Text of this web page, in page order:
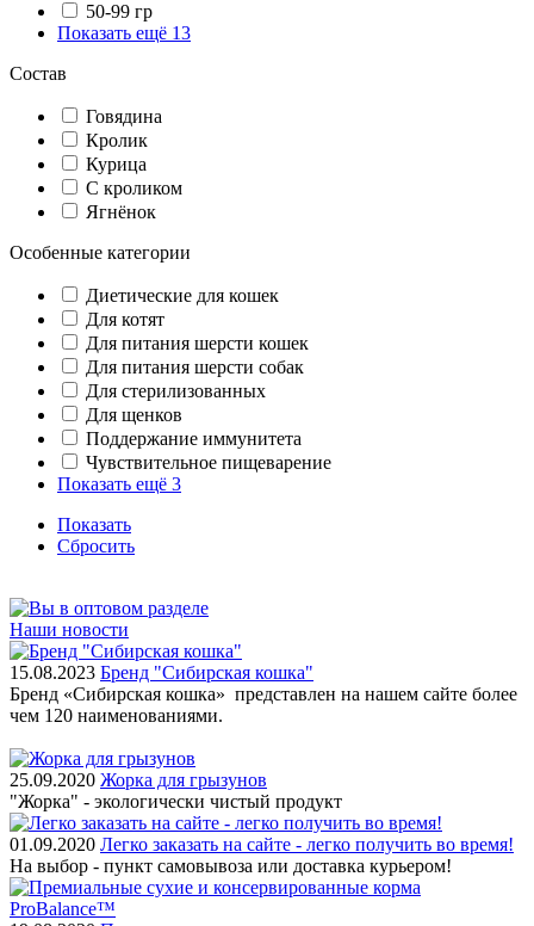
50-99 гр
Показать ещё 13
Состав
Говядина
Кролик
Курица
С кроликом
Ягнёнок
Особенные категории
Диетические для кошек
Для котят
Для питания шерсти кошек
Для питания шерсти собак
Для стерилизованных
Для щенков
Поддержание иммунитета
Чувствительное пищеварение
Показать ещё 3
Показать
Сбросить
Наши новости
15.08.2023 Бренд "Сибирская кошка"
Бренд «Сибирская кошка» представлен на нашем сайте более
чем 120 наименованиями.
25.09.2020 Жорка для грызунов
"Жорка" - экологически чистый продукт
01.09.2020 Легко заказать на сайте - легко получить во время!
На выбор - пункт самовывоза или доставка курьером!